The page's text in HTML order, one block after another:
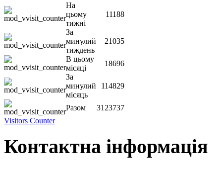
На
цьому
тижні
11188
За
минулий
тиждень
21035
В цьому
місяці
18696
За
минулий
місяць
114829
Разом
3123737
Visitors Counter
Контактна інформація